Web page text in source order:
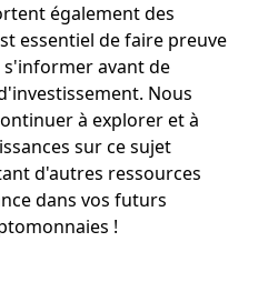
également des
essentiel de faire preuve
avant de
Nous
à explorer et à
sur ce sujet
d'autres ressources
dans vos futurs
!